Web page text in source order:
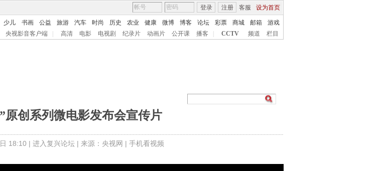
客服 设为首页
登录 注册
少儿 书画 公益 旅游 汽车 时尚 历史 农业 健康 微博 博客 论坛 彩票 商城 邮箱
游戏
央视影音客户端 高清 电影 电视剧 纪录片 动画片 公开课 播客 CCTV 频道 栏目
原创系列微电影发布会宣传片
18:10 | 进入复兴论坛 | 来源：央视网 | 手机看视频